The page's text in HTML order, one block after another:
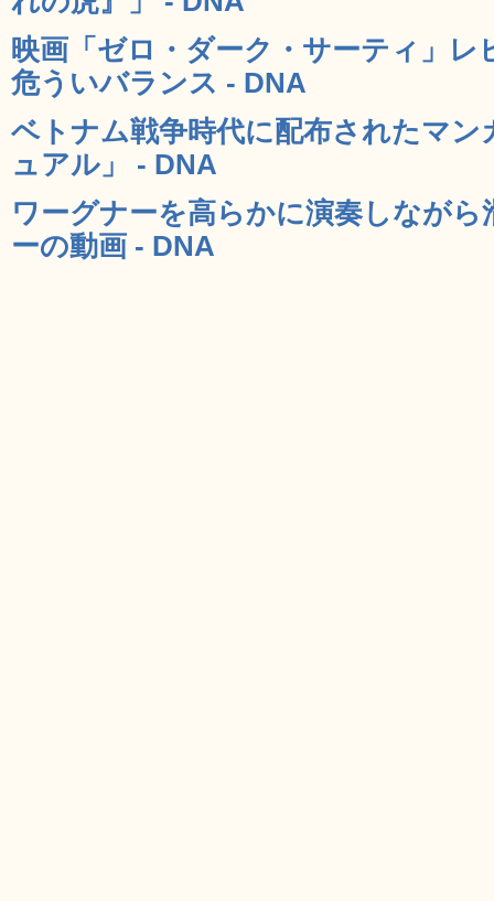
映画「ゼロ・ダーク・サーティ」レ
危ういバランス - DNA
ベトナム戦争時代に配布されたマン
ュアル」 - DNA
ワーグナーを高らかに演奏しなが
ーの動画 - DNA